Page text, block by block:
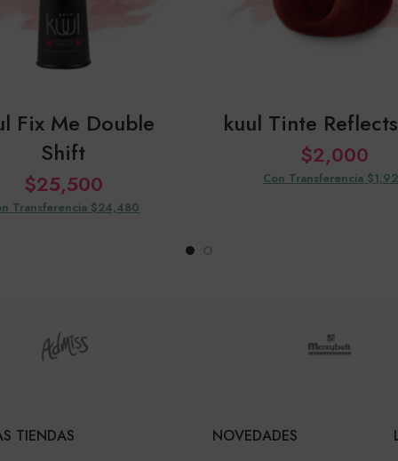
Fix Me Double
Shift
$25,500
Transferencia $24,480
kuul Tinte
$2,000
Con Transferencia
TIENDAS NOVEDADES